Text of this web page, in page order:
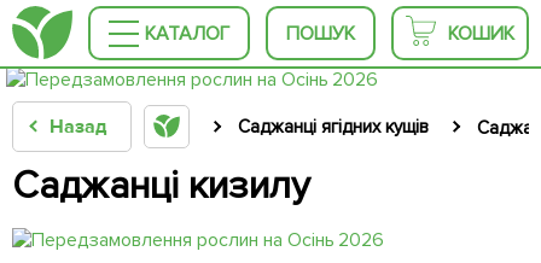
КАТАЛОГ ПОШУК КОШИК
Назад Саджанці ягідних кущів
Саджанці кизилу